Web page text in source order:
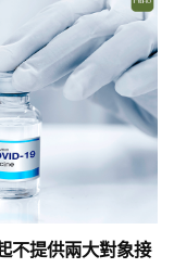
不提供兩大對象接